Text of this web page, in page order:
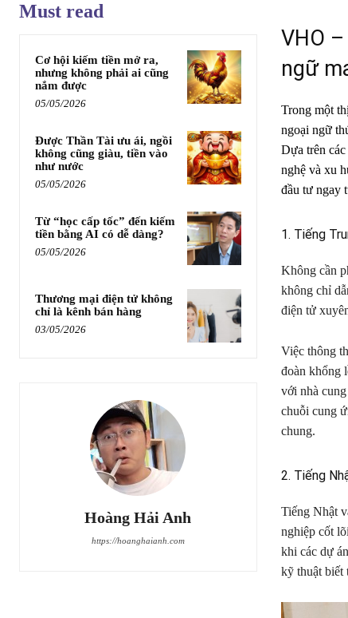
Must read
Cơ hội kiếm tiền mở ra,
nhưng không phải ai cũng
nắm được
05/05/2026
Được Thần Tài ưu ái, ngồi
không cũng giàu, tiền vào
như nước
05/05/2026
Từ “học cấp tốc” đến kiếm
tiền bằng AI có dễ dàng?
05/05/2026
Thương mại điện tử không
chỉ là kênh bán hàng
03/05/2026
Hoàng Hải Anh
https://hoanghaianh.com
VHO
ngữ
Trong một
ngoại ngữ
Dựa trên
nghệ và xu
đầu tư ngay
1. Tiếng
Không cần
không chỉ
điện tử
Việc thông
đoàn khổng
với nhà
chuỗi cung
chung.
2. Tiếng
Tiếng Nhật
nghiệp cốt
khi các dự
kỹ thuật biết